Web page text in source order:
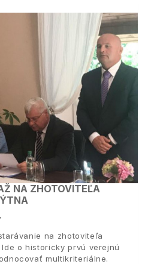
NA ZHOTOVITEĽA
na zhotoviteľa
o historicky prvú verejnú
multikriteriálne.